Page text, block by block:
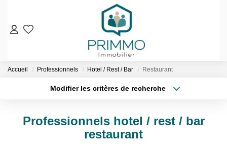
VENTES
Nos Biens En Vente
Nos Biens Vendus
LOCATIONS
ESTIMATION & EXPERTISE
Accueil Professionnels Hotel / Rest / Bar Restaurant
Modifier les critères de recherche
Budget max
Professionnels hotel / rest / bar
restaurant